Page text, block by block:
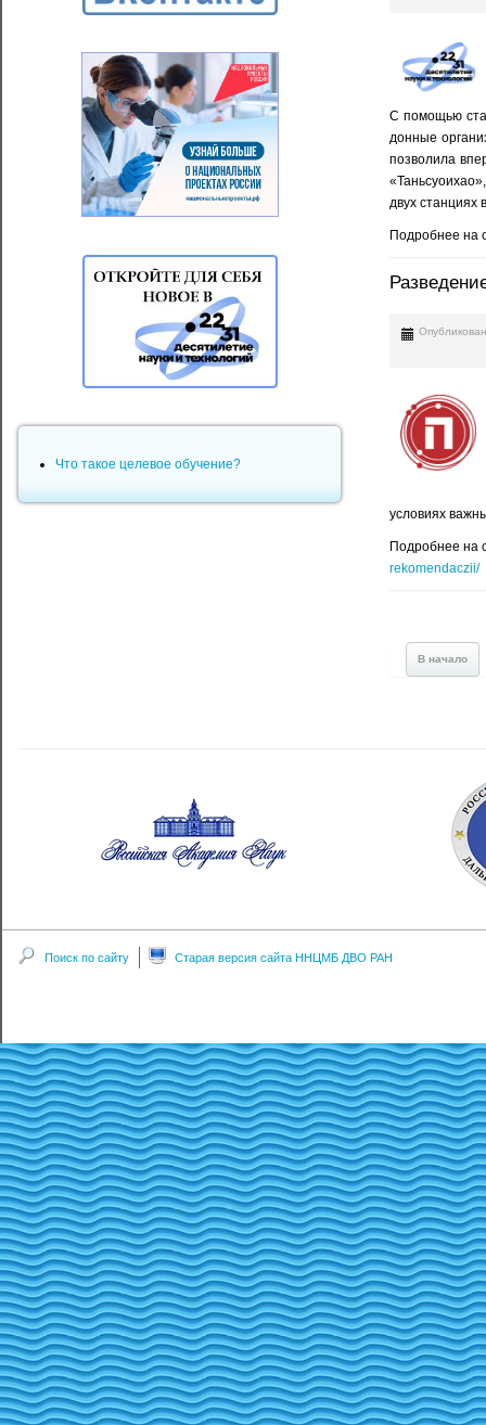
С помощью
донные
позволила
двух станциях
Подробнее на
условиях
Подробнее на
rekomendaczii/
В начало
Что такое целевое обучение?
Поиск по сайту Старая версия сайта ННЦМБ ДВО РАН